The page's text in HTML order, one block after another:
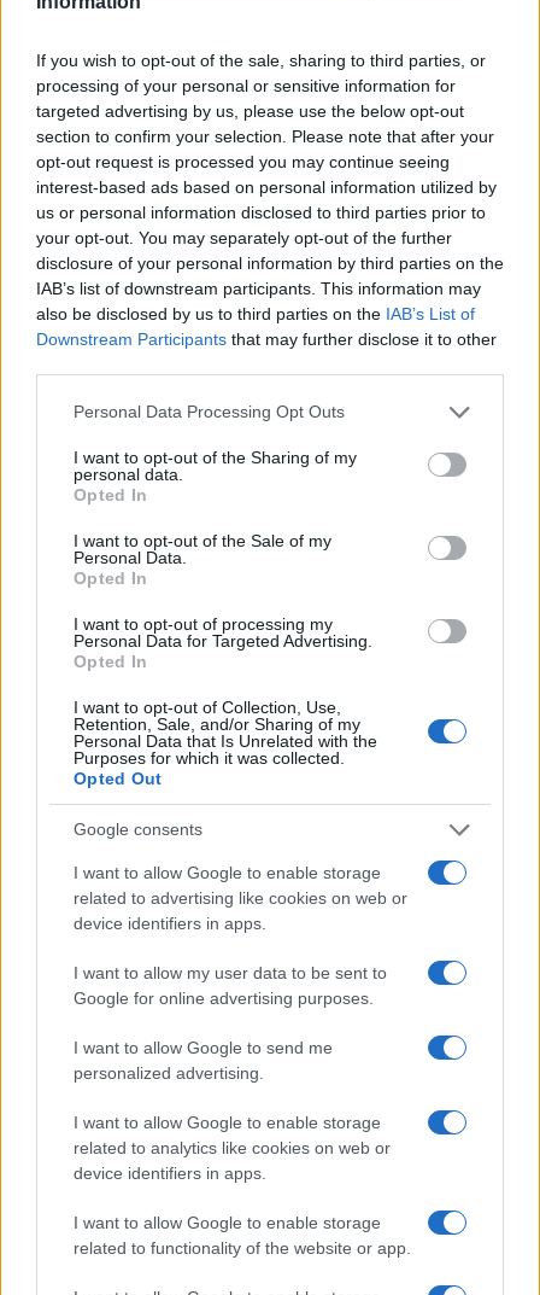
If you wish to opt-out of the sale, sharing to third parties, or
processing of your personal or sensitive information for
targeted advertising by us, please use the below opt-out
section to confirm your selection. Please note that after your
opt-out request is processed you may continue seeing
interest-based ads based on personal information utilized by
us or personal information disclosed to third parties prior to
your opt-out. You may separately opt-out of the further
disclosure of your personal information by third parties on the
IAB’s list of downstream participants. This information may
also be disclosed by us to third parties on the IAB’s List of
Downstream Participants that may further disclose it to other
Please note that this website/app uses one or more Google
not limited to your visit or usage behaviour. You may click to
grant or deny consent to Google and its third-party tags to
use your data for below specified purposes in below Google
consent section.
Personal Data Processing Opt Outs
I want to opt-out of the Sharing of my
personal data.
Opted In
I want to opt-out of the Sale of my
Personal Data.
Opted In
I want to opt-out of processing my
Personal Data for Targeted Advertising.
Opted In
I want to opt-out of Collection, Use,
Retention, Sale, and/or Sharing of my
Personal Data that Is Unrelated with the
Purposes for which it was collected.
Opted Out
Google consents
I want to allow Google to enable storage
related to advertising like cookies on web or
device identifiers in apps.
I want to allow my user data to be sent to
Google for online advertising purposes.
I want to allow Google to send me
personalized advertising.
I want to allow Google to enable storage
related to analytics like cookies on web or
device identifiers in apps.
I want to allow Google to enable storage
related to functionality of the website or app.
COME FARE
guida pratica
Marco Bianchi · 6 Ago 2026
COME FARE
Pianificare il budget delle vacanze in pensione senza
stress
Matteo Pellegrino · 6 Ago 2026
Assicurazione viaggio per senior: guida pratica ai